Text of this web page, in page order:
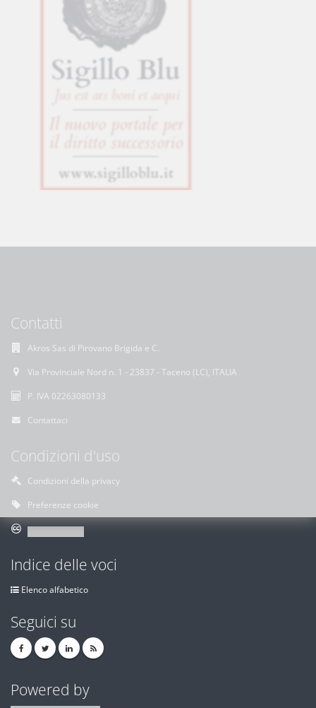
Contatti
Akros Sas di Pirovano Brigida e C.
Via Provinciale Nord n. 1 - 23837 - Taceno (LC), ITALIA
P. IVA 02263080133
Contattaci
Condizioni d'uso
Condizioni della privacy
Preferenze cookie
Indice delle voci
Elenco alfabetico
Seguici su
Powered by